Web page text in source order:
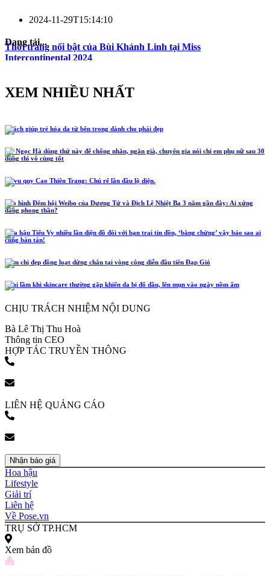
2024-11-29T15:14:10
Thời trang nổi bật của Bùi Khánh Linh tại Miss
Intercontinental 2024
Đang tải...
XEM NHIỀU NHẤT
5 cách giúp trẻ hóa da từ bên trong dành cho phái đẹp
Hồ Ngọc Hà dùng thứ này để chống nhăn, ngăn già, chuyên gia nói chị em phụ nữ sau 30
dùng thì vô cùng tốt
Lễ vu quy Cao Thiên Trang: Chú rể lần đầu lộ diện.
Tạo hình Đêm hội Weibo của Dương Tử và Địch Lệ Nhiệt Ba 3 năm gần đây: Ai xứng
đáng phong thần?
Hoa hậu Tiểu Vy nhiều lần diện đồ đôi với bạn trai tin đồn, ‘bằng chứng’ vậy bảo sao ai
cũng bàn tán!
Năm chị đẹp đồng loạt dừng chân tại vòng công diễn đầu tiên Đạp Gió
4 sai lầm khi skincare thường gặp khiến da bị đổ dầu, lên mụn vào ngày nồm ẩm
CHỊU TRÁCH NHIỆM NỘI DUNG
Bà Lê Thị Thu Hoà
Thông tin CEO
HỢP TÁC TRUYỀN THÔNG
LIÊN HỆ QUẢNG CÁO
Nhận báo giá
Hoa hậu
Lifestyle
Giải trí
Liên hệ
Về Pose.vn
TRỤ SỞ TP.HCM
Xem bản đồ